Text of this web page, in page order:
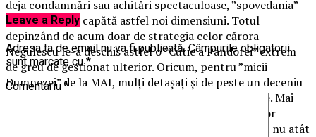
deja condamnări sau achitări spectaculoase, ”spovedania”
lui ”Portocală” capătă astfel noi dimensiuni. Totul
depinzând de acum doar de strategia celor cărora
Negulescu le-a deschis astfel o ”Cutie a Pandorei” extrem
de greu de gestionat ulterior. Oricum, pentru ”micii
Dumnezei” de la MAI, mulți detașați și de peste un deceniu
pe la structurile de Parchet se anunță vremuri grele. Mai
ales că ”Portocală” parcă le-a ghicit gândurile greilor
sisemului, cei care au nevoie mai mult decât oricând nu atât
Leave a Reply
Adresa ta de email nu va fi publicată. Câmpurile obligatorii
sunt marcate cu*
Comentariu *